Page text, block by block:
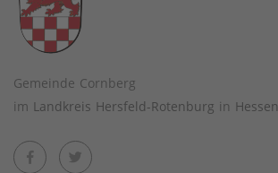
Gemeinde Cornberg
im Landkreis Hersfeld-Rotenburg in Hessen